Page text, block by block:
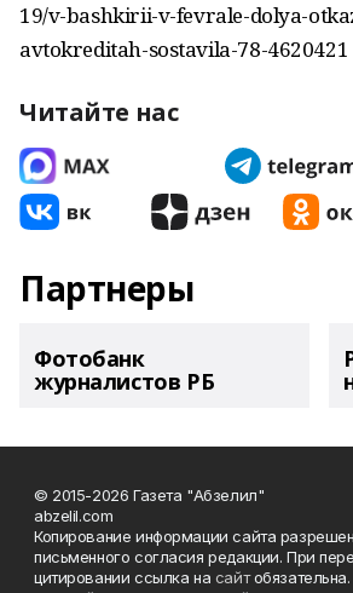
19/v-bashkirii-v-fevrale-dolya-
avtokreditah-sostavila-78-4620421
Читайте нас
Партнеры
Фотобанк
журналистов РБ
© 2015-2026 Газета "Абзелил"
abzelil.com
Копирование информации сайта
письменного согласия редакции. При
цитировании ссылка на сайт